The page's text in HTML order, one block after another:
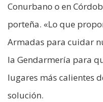
Conurbano o en
porteña. «Lo que
Armadas para cuidar
la Gendarmería para
lugares más calientes
solución.